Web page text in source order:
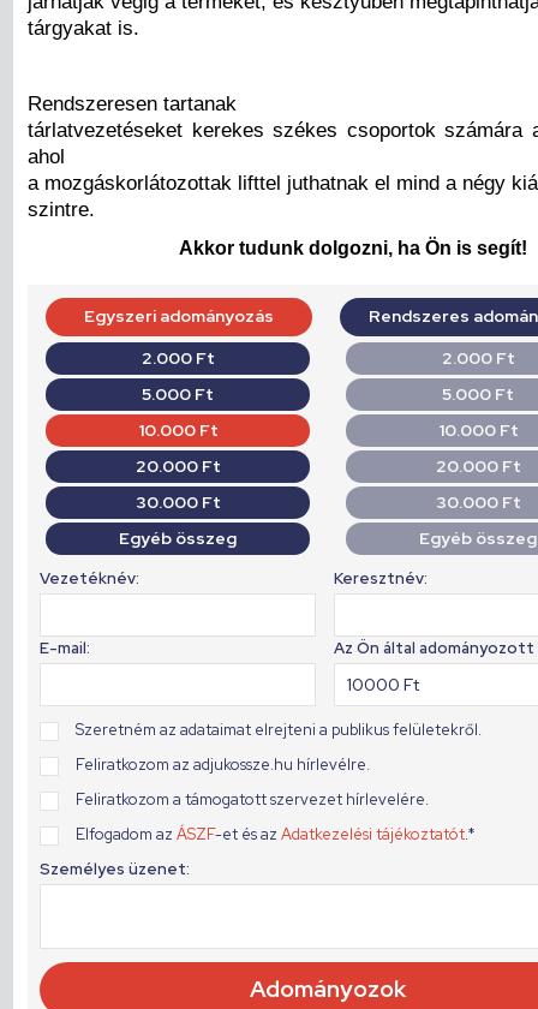
tárgyakat is.
Rendszeresen tartanak
tárlatvezetéseket kerekes székes csoportok számára
ahol
a mozgáskorlátozottak lifttel juthatnak el mind a négy
szintre.
Akkor tudunk dolgozni, ha Ön is segít!